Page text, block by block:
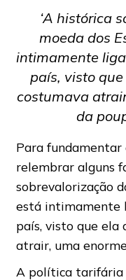
‘A histórica
moeda dos
intimamente
país, visto
costumava
da
Para fundamentar
relembrar alguns
sobrevalorização
está intimamente
país, visto que ela
atrair, uma
A política tarifária